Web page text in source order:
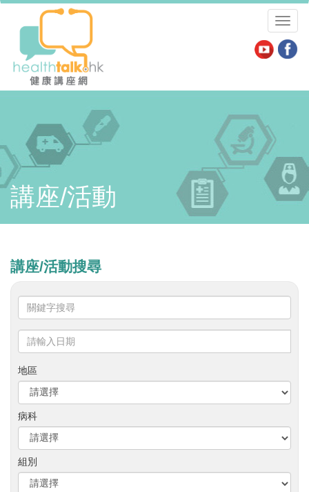
講座/活動
講座/活動搜尋
鍵
字
輸
入
日
地區
病科
組別